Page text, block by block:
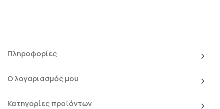
Πληροφορίες
Ο λογαριασμός μου
Κατηγορίες προϊόντων